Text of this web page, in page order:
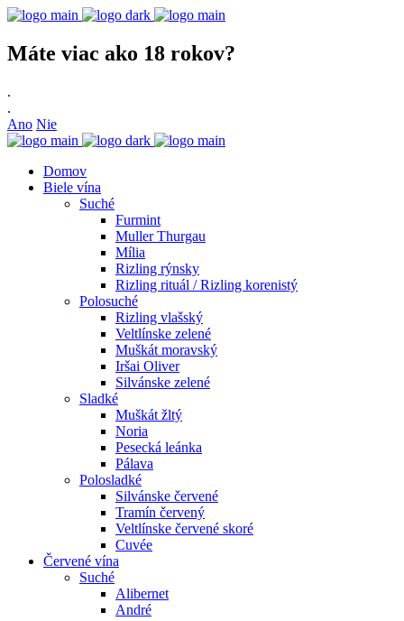
Máte viac ako 18 rokov?
.
.
Ano Nie
Domov
Biele vína
Suché
Furmint
Muller Thurgau
Mília
Rizling rýnsky
Rizling rituál / Rizling korenistý
Polosuché
Rizling vlašský
Veltlínske zelené
Muškát moravský
Iršai Oliver
Silvánske zelené
Sladké
Muškát žltý
Noria
Pesecká leánka
Pálava
Polosladké
Silvánske červené
Tramín červený
Veltlínske červené skoré
Cuvée
Červené vína
Suché
Alibernet
André